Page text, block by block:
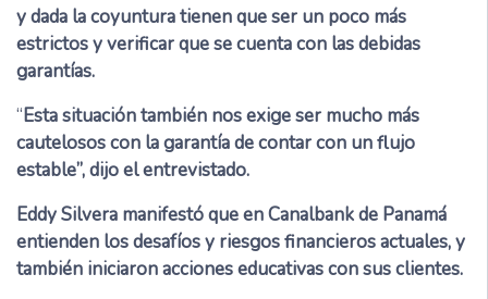
y dada la coyuntura tienen que ser un poco más
estrictos y verificar que se cuenta con las debidas
garantías.
“Esta situación también nos exige ser mucho más
cautelosos con la garantía de contar con un flujo
estable”, dijo el entrevistado.
Eddy Silvera manifestó que en Canalbank de Panamá
entienden los desafíos y riesgos financieros actuales, y
también iniciaron acciones educativas con sus clientes.